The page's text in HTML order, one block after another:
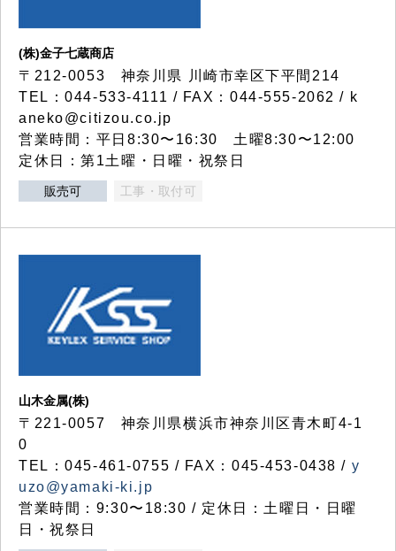
(株)金子七蔵商店
〒212-0053 神奈川県 川崎市幸区下平間214
TEL：044-533-4111 / FAX：044-555-2062 / k
aneko@citizou.co.jp
営業時間：平日8:30〜16:30 土曜8:30〜12:00
定休日：第1土曜・日曜・祝祭日
販売可 工事・取付可
山木金属(株)
〒221-0057 神奈川県横浜市神奈川区青木町4-1
0
TEL：045-461-0755 / FAX：045-453-0438 / y
uzo@yamaki-ki.jp
営業時間：9:30〜18:30 / 定休日：土曜日・日曜
日・祝祭日